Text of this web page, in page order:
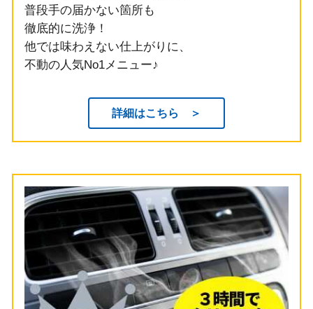
普段手の届かない箇所も
徹底的に洗浄！
他では味わえない仕上がりに、
不動の人気No1メニュー♪
詳細はこちら ＞